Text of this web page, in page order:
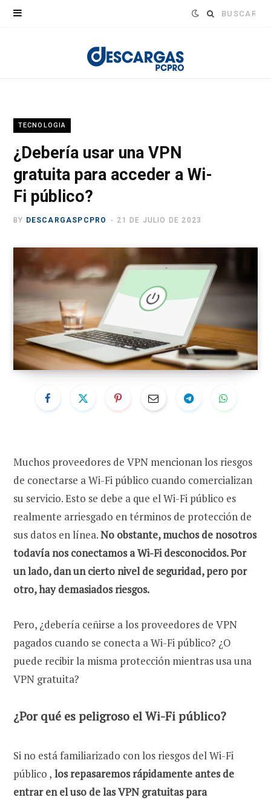
Buscar:
TECNOLOGIA
¿Debería usar una VPN
gratuita para acceder a Wi-
Fi público?
BY DESCARGASPCPRO 21 DE JULIO DE 2023
Muchos proveedores de VPN mencionan los riesgos
de conectarse a Wi-Fi público cuando comercializan
su servicio. Esto se debe a que el Wi-Fi público es
realmente arriesgado en términos de protección de
sus datos en línea.No obstante, muchos de nosotros
todavía nos conectamos a Wi-Fi desconocidos. Por
un lado, dan un cierto nivel de seguridad, pero por
otro, hay demasiados riesgos.
Pero, ¿debería ceñirse a los proveedores de VPN
pagados cuando se conecta a Wi-Fi público? ¿O
puede recibir la misma protección mientras usa una
VPN gratuita?
¿Por qué es peligroso el Wi-Fi público?
Si no está familiarizado con los riesgos del Wi-Fi
público , los repasaremos rápidamente antes de
entrar en el uso de las VPN gratuitas para